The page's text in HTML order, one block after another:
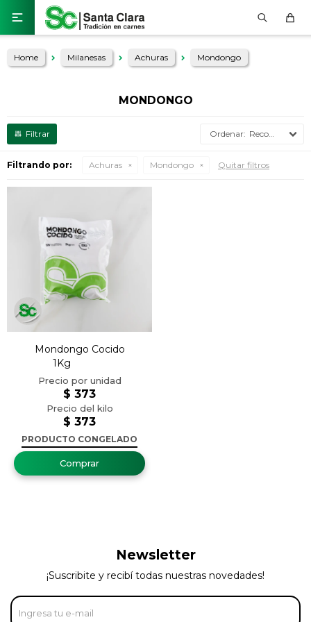

Home Milanesas Achuras Mondongo
MONDONGO
Recomendados
Filtrando por: Achuras Mondongo Quitar filtros
Mondongo Cocido
1Kg
$ 373
$ 373
PRODUCTO CONGELADO
Newsletter
¡Suscribite y recibí todas nuestras novedades!